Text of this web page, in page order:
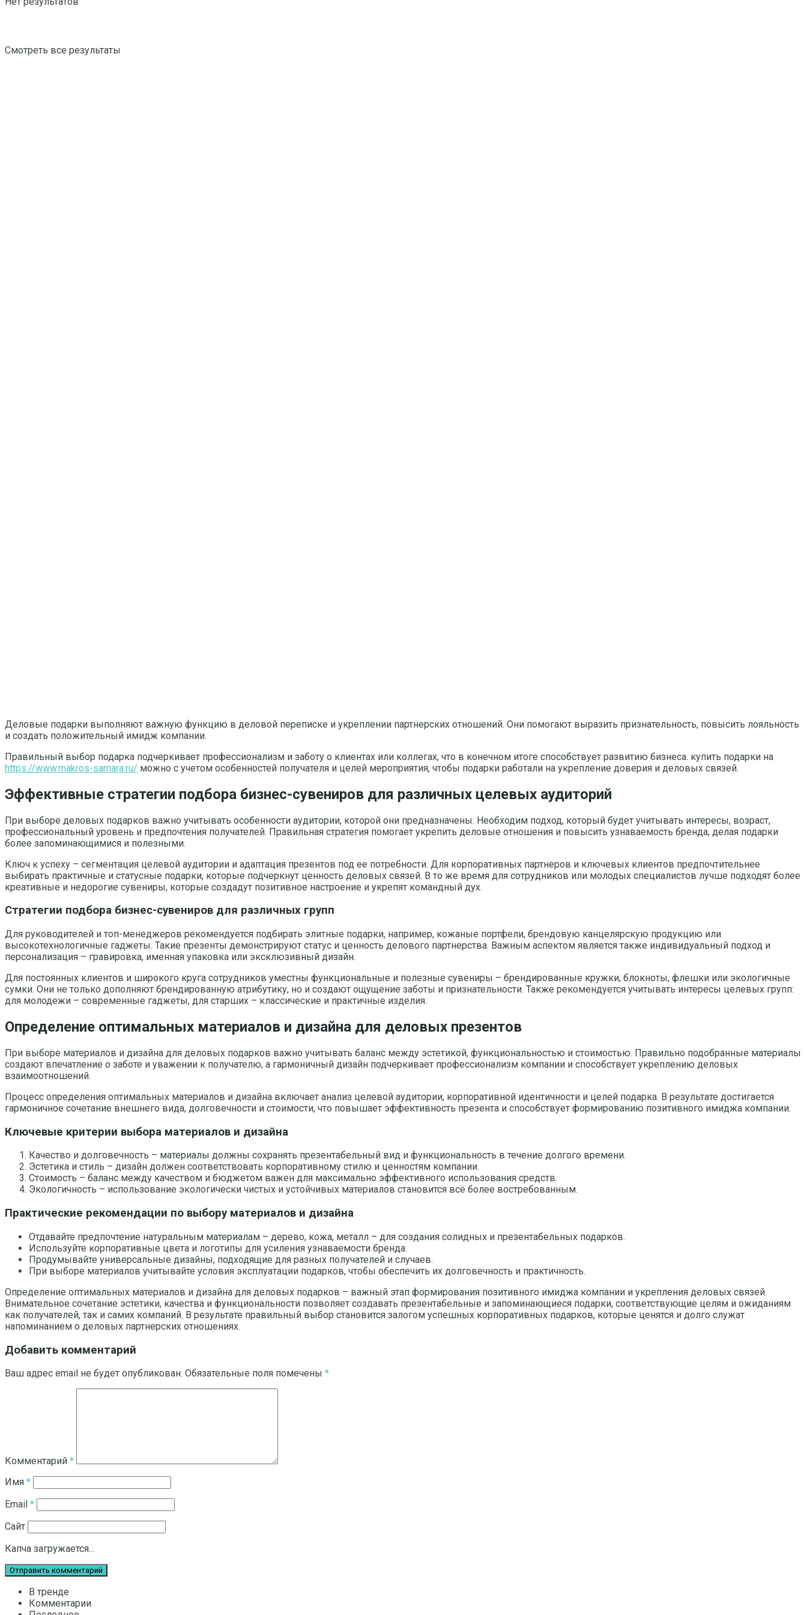
Смотреть все результаты
Деловые подарки выполняют важную функцию в деловой переписке и укреплении партнерских отношений. Они помогают выразить признательность, повысить лояльность
и создать положительный имидж компании.
Правильный выбор подарка подчеркивает профессионализм и заботу о клиентах или коллегах, что в конечном итоге способствует развитию бизнеса. купить подарки на
https://www.makros-samara.ru/ можно с учетом особенностей получателя и целей мероприятия, чтобы подарки работали на укрепление доверия и деловых связей.
Эффективные стратегии подбора бизнес-сувениров для различных целевых аудиторий
При выборе деловых подарков важно учитывать особенности аудитории, которой они предназначены. Необходим подход, который будет учитывать интересы, возраст,
профессиональный уровень и предпочтения получателей. Правильная стратегия помогает укрепить деловые отношения и повысить узнаваемость бренда, делая подарки
более запоминающимися и полезными.
Ключ к успеху – сегментация целевой аудитории и адаптация презентов под ее потребности. Для корпоративных партнеров и ключевых клиентов предпочтительнее
выбирать практичные и статусные подарки, которые подчеркнут ценность деловых связей. В то же время для сотрудников или молодых специалистов лучше подходят более
креативные и недорогие сувениры, которые создадут позитивное настроение и укрепят командный дух.
Стратегии подбора бизнес-сувениров для различных групп
Для руководителей и топ-менеджеров рекомендуется подбирать элитные подарки, например, кожаные портфели, брендовую канцелярскую продукцию или
высокотехнологичные гаджеты. Такие презенты демонстрируют статус и ценность делового партнерства. Важным аспектом является также индивидуальный подход и
персонализация – гравировка, именная упаковка или эксклюзивный дизайн.
Для постоянных клиентов и широкого круга сотрудников уместны функциональные и полезные сувениры – брендированные кружки, блокноты, флешки или экологичные
сумки. Они не только дополняют брендированную атрибутику, но и создают ощущение заботы и признательности. Также рекомендуется учитывать интересы целевых групп:
для молодежи – современные гаджеты, для старших – классические и практичные изделия.
Определение оптимальных материалов и дизайна для деловых презентов
При выборе материалов и дизайна для деловых подарков важно учитывать баланс между эстетикой, функциональностью и стоимостью. Правильно подобранные материалы
создают впечатление о заботе и уважении к получателю, а гармоничный дизайн подчеркивает профессионализм компании и способствует укреплению деловых
взаимоотношений.
Процесс определения оптимальных материалов и дизайна включает анализ целевой аудитории, корпоративной идентичности и целей подарка. В результате достигается
гармоничное сочетание внешнего вида, долговечности и стоимости, что повышает эффективность презента и способствует формированию позитивного имиджа компании.
Ключевые критерии выбора материалов и дизайна
Качество и долговечность – материалы должны сохранять презентабельный вид и функциональность в течение долгого времени.
Эстетика и стиль – дизайн должен соответствовать корпоративному стилю и ценностям компании.
Стоимость – баланс между качеством и бюджетом важен для максимально эффективного использования средств.
Экологичность – использование экологически чистых и устойчивых материалов становится всё более востребованным.
Практические рекомендации по выбору материалов и дизайна
Отдавайте предпочтение натуральным материалам – дерево, кожа, металл – для создания солидных и презентабельных подарков.
Используйте корпоративные цвета и логотипы для усиления узнаваемости бренда.
Продумывайте универсальные дизайны, подходящие для разных получателей и случаев.
При выборе материалов учитывайте условия эксплуатации подарков, чтобы обеспечить их долговечность и практичность.
Определение оптимальных материалов и дизайна для деловых подарков – важный этап формирования позитивного имиджа компании и укрепления деловых связей.
Внимательное сочетание эстетики, качества и функциональности позволяет создавать презентабельные и запоминающиеся подарки, соответствующие целям и ожиданиям
как получателей, так и самих компаний. В результате правильный выбор становится залогом успешных корпоративных подарков, которые ценятся и долго служат
напоминанием о деловых партнерских отношениях.
Добавить комментарий
Ваш адрес email не будет опубликован. Обязательные поля помечены *
Комментарий *
Имя *
Email *
Сайт
Капча загружается...
В тренде
Комментарии